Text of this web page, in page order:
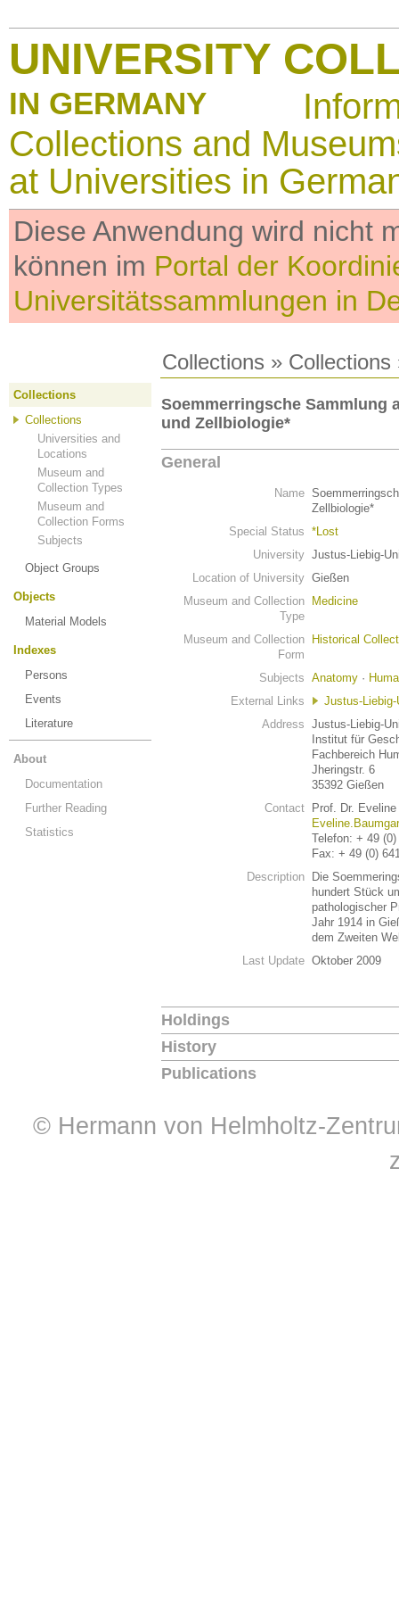
UNIVERSITY
IN GERMANY
Collections and
at Universities in
Diese Anwendung wird nicht
können im Portal der
Universitätssammlungen in
Collections » Collections
Collections
Collections
Universities and
Locations
Museum and
Collection Types
Museum and
Collection Forms
Subjects
Object Groups
Objects
Material Models
Indexes
Persons
Events
Literature
About
Documentation
Further Reading
Statistics
Soemmerringsche Sammlung
und Zellbiologie*
General
Name
Zellbiologie*
Special Status *Lost
University Justus-Liebig-
Location of University Gießen
Museum and Collection
Type
Medicine
Museum and Collection
Form
Historical
Subjects Anatomy ·
External Links
Justus-
Address Justus-Liebig-
Institut für
Fachbereich
Jheringstr. 6
35392 Gießen
Contact
Prof. Dr.
Telefon: + 49
Fax: + 49 (0)
Description
Die
hundert Stück
pathologischer
Jahr 1914 in
dem Zweiten
Last Update Oktober 2009
Holdings
History
Publications
© Hermann von Helmholtz-